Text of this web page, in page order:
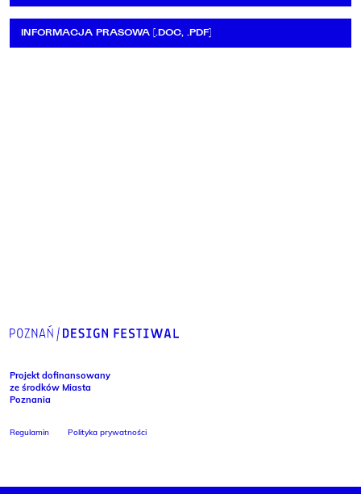
INFORMACJA PRASOWA [.DOC, .PDF]
Projekt dofinansowany
ze środków Miasta
Poznania
Regulamin Polityka prywatności